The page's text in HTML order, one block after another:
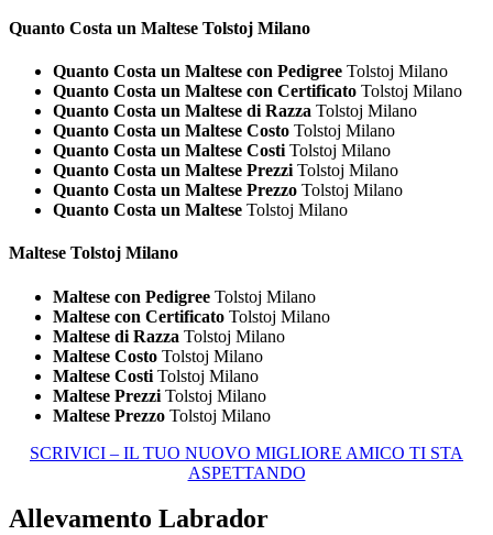
Quanto Costa un Maltese Tolstoj Milano
Quanto Costa un Maltese con Pedigree Tolstoj Milano
Quanto Costa un Maltese con Certificato Tolstoj Milano
Quanto Costa un Maltese di Razza Tolstoj Milano
Quanto Costa un Maltese Costo Tolstoj Milano
Quanto Costa un Maltese Costi Tolstoj Milano
Quanto Costa un Maltese Prezzi Tolstoj Milano
Quanto Costa un Maltese Prezzo Tolstoj Milano
Quanto Costa un Maltese Tolstoj Milano
Maltese Tolstoj Milano
Maltese con Pedigree Tolstoj Milano
Maltese con Certificato Tolstoj Milano
Maltese di Razza Tolstoj Milano
Maltese Costo Tolstoj Milano
Maltese Costi Tolstoj Milano
Maltese Prezzi Tolstoj Milano
Maltese Prezzo Tolstoj Milano
SCRIVICI – IL TUO NUOVO MIGLIORE AMICO TI STA
ASPETTANDO
Allevamento Labrador